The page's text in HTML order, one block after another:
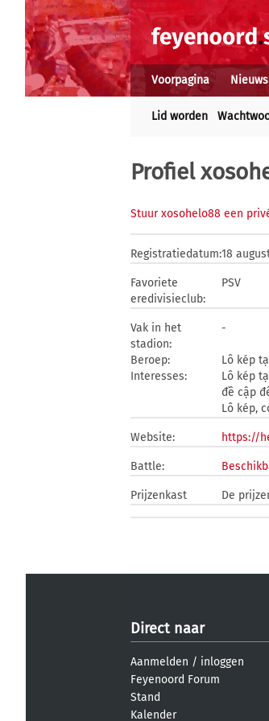
Voorpagina Nieuws
Lid worden
Profiel
Stuur xosohelo88 een
Registratiedatum:18
Favoriete
eredivisieclub:
PSV
Vak in het
stadion:
-
Beroep:
Lô kép
Interesses:
Lô kép
đề cập
Lô kép,
Website: https://
Battle:
Prijzenkast De
Direct naar
Aanmelden / inloggen
Feyenoord Forum
Stand
Kalender